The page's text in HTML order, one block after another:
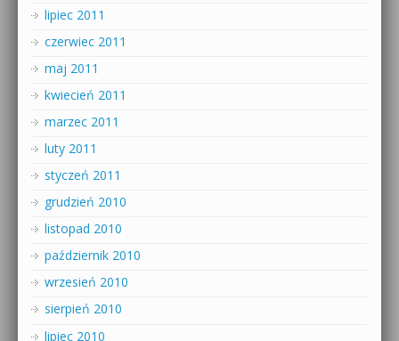
lipiec 2011
czerwiec 2011
maj 2011
kwiecień 2011
marzec 2011
luty 2011
styczeń 2011
grudzień 2010
listopad 2010
październik 2010
wrzesień 2010
sierpień 2010
lipiec 2010